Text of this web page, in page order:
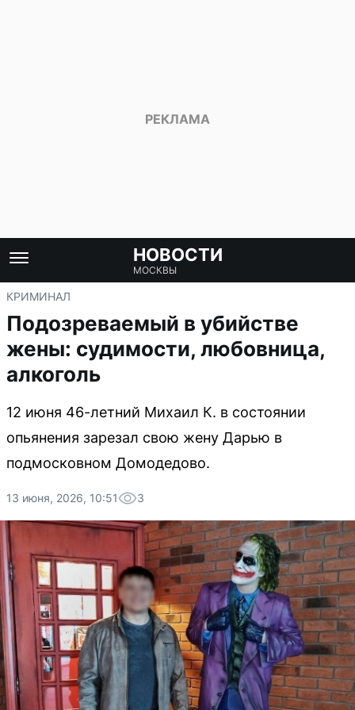
НОВОСТИ
МОСКВЫ
КРИМИНАЛ
Подозреваемый в убийстве
жены: судимости, любовница,
алкоголь
12 июня 46-летний Михаил К. в состоянии
опьянения зарезал свою жену Дарью в
подмосковном Домодедово.
13 июня, 2026, 10:51 3